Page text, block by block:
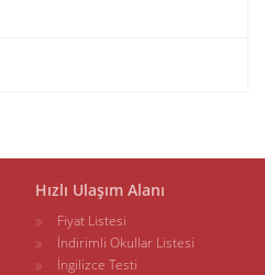
Hızlı Ulaşım Alanı
Fiyat Listesi
İndirimli Okullar Listesi
İngilizce Testi